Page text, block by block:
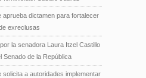
aprueba dictamen para fortalecer
exreclusas
la senadora Laura Itzel Castillo
Senado de la República
solicita a autoridades implementar